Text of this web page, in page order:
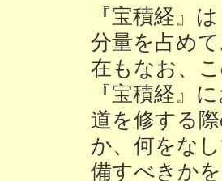
『宝積経』
分量を占め
在もなお、
『宝積経』
道を修する
か、何をな
備すべきか